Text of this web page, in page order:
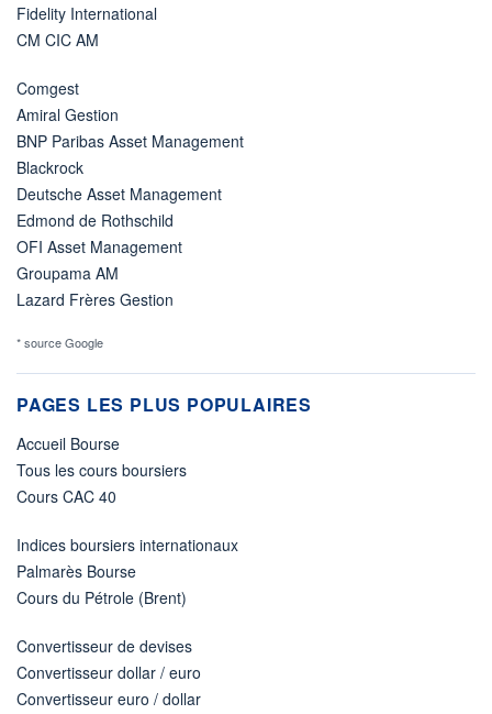
Fidelity International
CM CIC AM
Comgest
Amiral Gestion
BNP Paribas Asset Management
Blackrock
Deutsche Asset Management
Edmond de Rothschild
OFI Asset Management
Groupama AM
Lazard Frères Gestion
* source Google
PAGES LES PLUS POPULAIRES
Accueil Bourse
Tous les cours boursiers
Cours CAC 40
Indices boursiers internationaux
Palmarès Bourse
Cours du Pétrole (Brent)
Convertisseur de devises
Convertisseur dollar / euro
Convertisseur euro / dollar